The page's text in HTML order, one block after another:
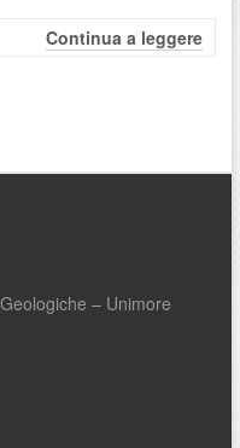
Continua a leggere
– Unimore